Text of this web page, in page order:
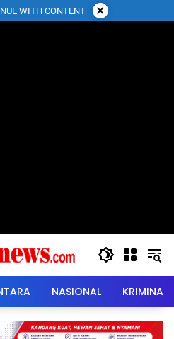
WITH CONTENT ×
NASIONAL KRIMINAL